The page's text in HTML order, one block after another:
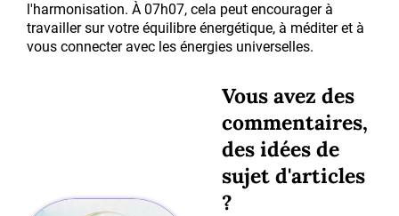
l'harmonisation. À 07h07, cela peut encourager à
travailler sur votre équilibre énergétique, à méditer et à
vous connecter avec les énergies universelles.
Vous avez des
commentaires,
des idées de
sujet d'articles
?